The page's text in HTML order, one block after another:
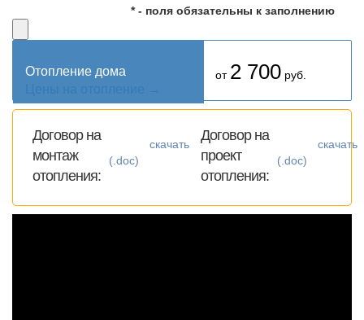
* - поля обязательны к заполнению
Отопление дома
от 2 700 руб.
Договор на
монтаж
отопления:
скачать
(.doc)
Договор на
проект
отопления:
скачать
(.doc)